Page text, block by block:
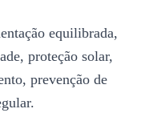
equilibrada,
proteção solar,
prevenção de